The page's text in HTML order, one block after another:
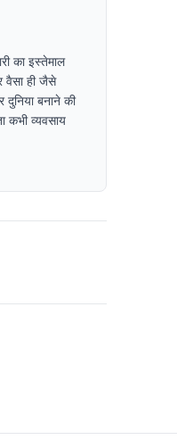
का इस्तेमाल
वैसा ही जैसे
बनाने की
कभी व्यवसाय